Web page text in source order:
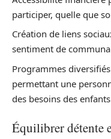
participer, quelle que
Création de liens
sentiment de
Programmes
permettant une
des besoins des
Équilibrer détente